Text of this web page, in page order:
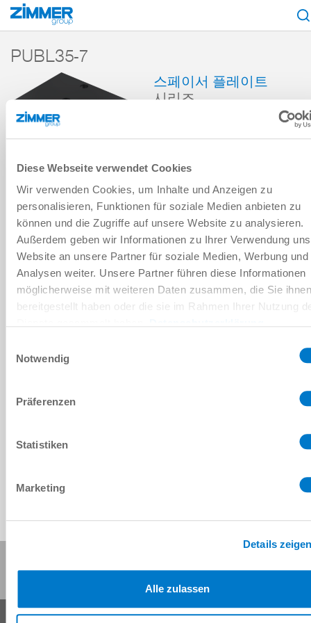
Diese Webseite verwendet Cookies
Wir verwenden Cookies, um Inhalte und Anzeigen zu
personalisieren, Funktionen für soziale Medien anbieten zu
können und die Zugriffe auf unsere Website zu analysieren.
Außerdem geben wir Informationen zu Ihrer Verwendung
Website an unsere Partner für soziale Medien, Werbung und
Analysen weiter. Unsere Partner führen diese Informationen
möglicherweise mit weiteren Daten zusammen, die Sie ihnen
bereitgestellt haben oder die sie im Rahmen Ihrer Nutzung
Notwendig
Präferenzen
Statistiken
Marketing
Details
Alle zulassen
시작 제품 액세서리 레퍼런스
PUBL35-7
스페이서 플레이트
시리즈
장바구니에 추가
비교에 추가
기술 데이터
다운로드